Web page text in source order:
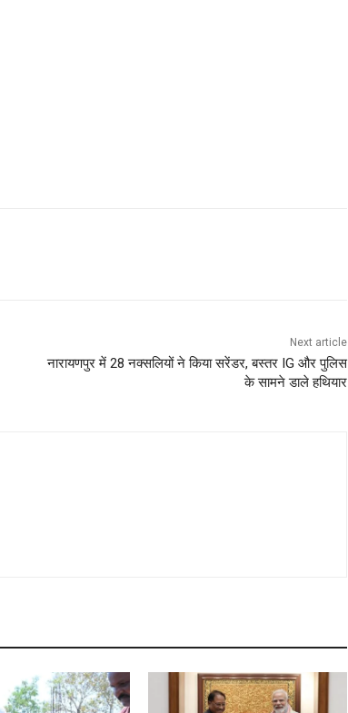
Next article
नारायणपुर में 28 नक्‍सलियों ने किया सरेंडर, बस्‍तर IG और पुलिस
के सामने डाले हथियार